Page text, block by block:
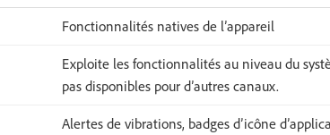
Fonctionnalités natives de l’appareil
Exploite les fonctionnalités au niveau du
pas disponibles pour d’autres canaux.
Alertes de vibrations, badges d’icône